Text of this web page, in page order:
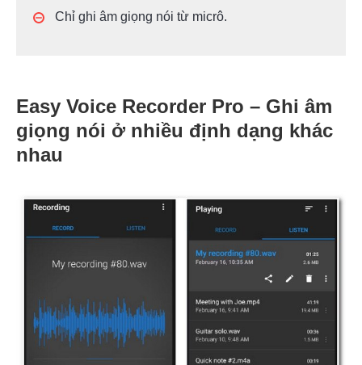
Chỉ ghi âm giọng nói từ micrô.
Easy Voice Recorder Pro – Ghi âm
giọng nói ở nhiều định dạng khác
nhau